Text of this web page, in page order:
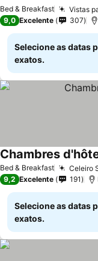
Bed & Breakfast Vistas
9,0 Excelente 307
Selecione as datas
exatos.
Bed & Breakfast Celeiro
Chambres
9,2 Excelente 191
Selecione as datas
exatos.